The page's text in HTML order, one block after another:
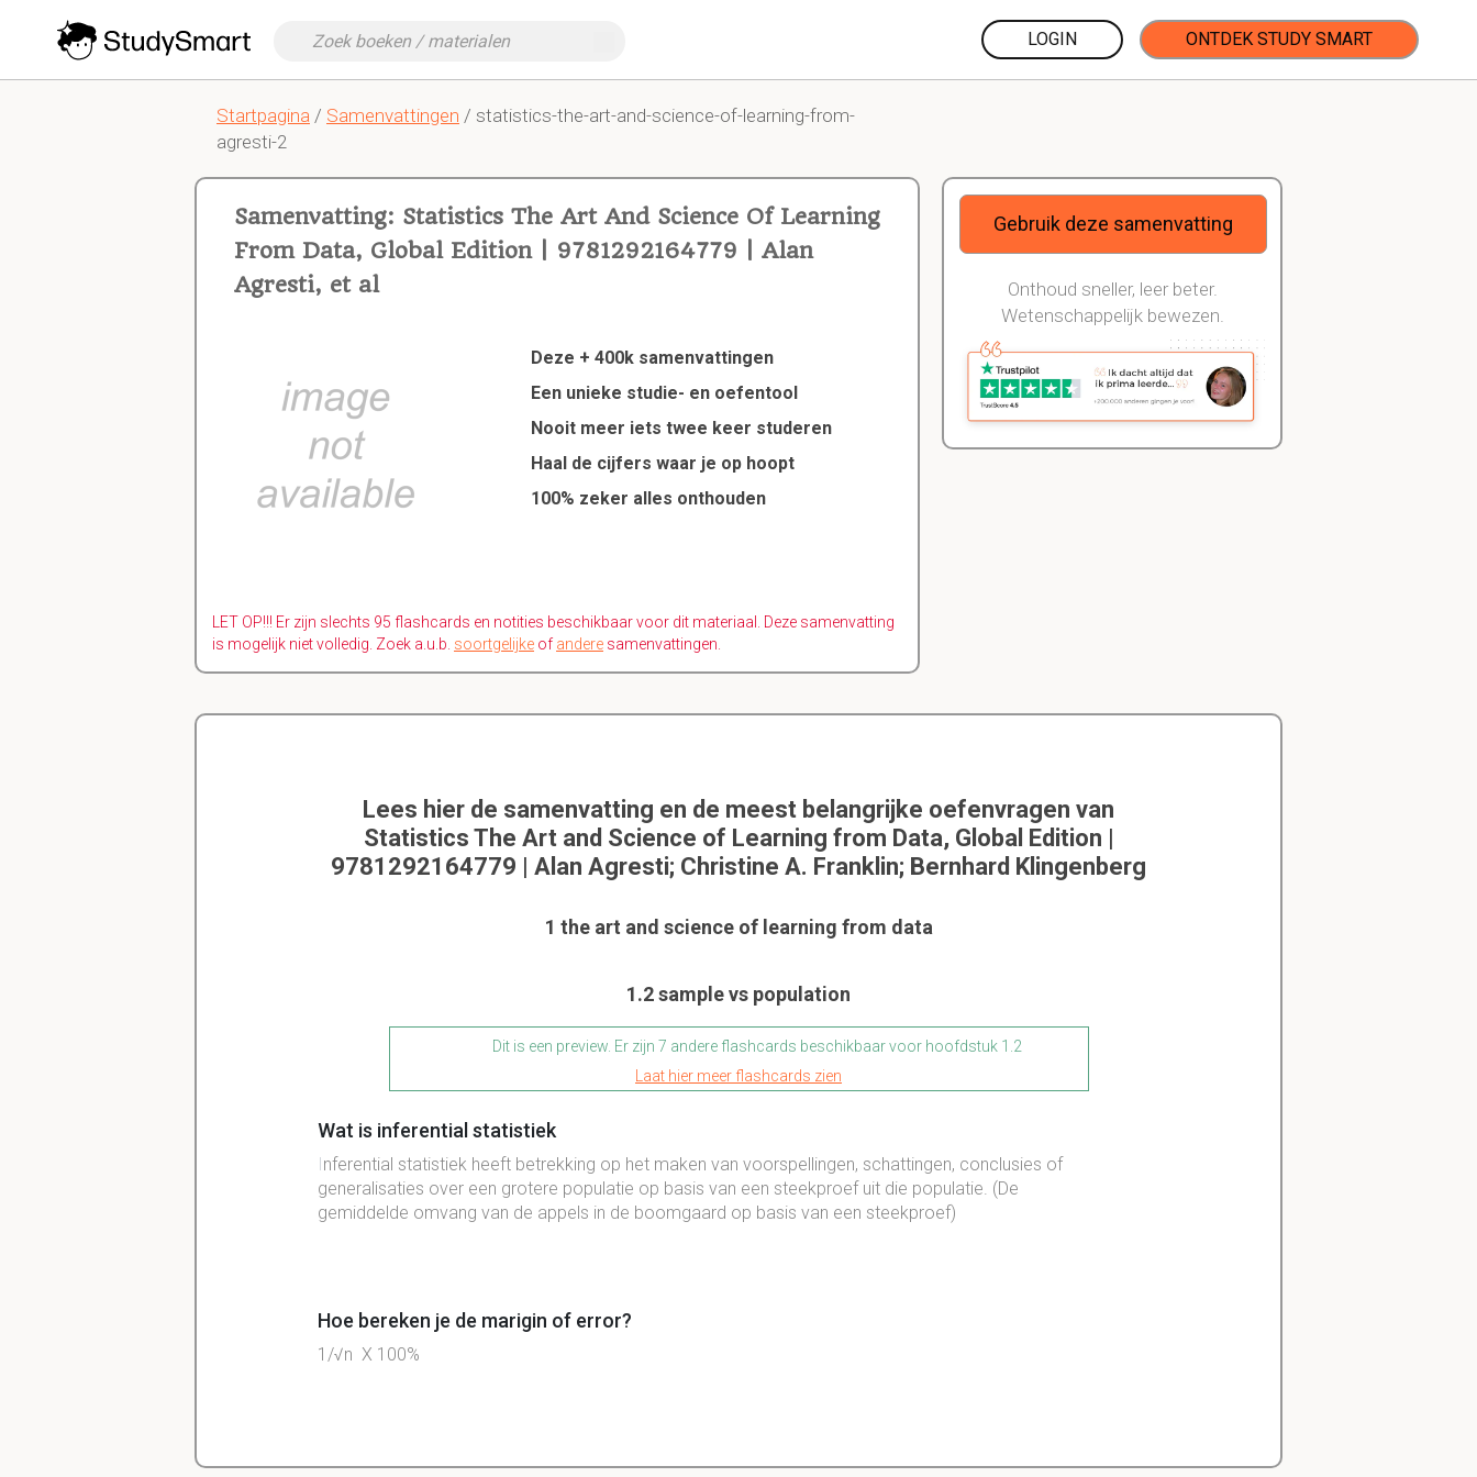
LOGIN ONTDEK STUDY SMART
Startpagina / Samenvattingen / statistics-the-art-and-science-of-learning-from-
agresti-2
Samenvatting: Statistics The Art And Science Of Learning
From Data, Global Edition | 9781292164779 | Alan
Agresti, et al
Deze + 400k samenvattingen
Een unieke studie- en oefentool
Nooit meer iets twee keer studeren
Haal de cijfers waar je op hoopt
100% zeker alles onthouden
LET OP!!! Er zijn slechts 95 flashcards en notities beschikbaar voor dit materiaal. Deze samenvatting
is mogelijk niet volledig. Zoek a.u.b. soortgelijke of andere samenvattingen.
Gebruik deze samenvatting
Onthoud sneller, leer beter.
Wetenschappelijk bewezen.
Lees hier de samenvatting en de meest belangrijke oefenvragen van
Statistics The Art and Science of Learning from Data, Global Edition |
9781292164779 | Alan Agresti; Christine A. Franklin; Bernhard Klingenberg
1 the art and science of learning from data
1.2 sample vs population
Dit is een preview. Er zijn 7 andere flashcards beschikbaar voor hoofdstuk 1.2
Laat hier meer flashcards zien
Wat is inferential statistiek
Inferential statistiek heeft betrekking op het maken van voorspellingen, schattingen, conclusies of
generalisaties over een grotere populatie op basis van een steekproef uit die populatie. (De
gemiddelde omvang van de appels in de boomgaard op basis van een steekproef)
Hoe bereken je de marigin of error?
1/√n X 100%